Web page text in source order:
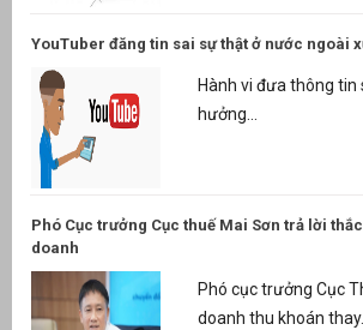
YouTuber đăng tin sai sự thật ở nước ngoài
Hành vi đưa thông
hưởng...
Phó Cục trưởng Cục thuế Mai Sơn trả lời
doanh
Phó cục trưởng Cục
doanh thu khoán thay...